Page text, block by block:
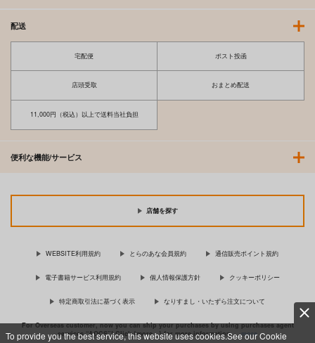
To provide you the best service, this website uses cookies.See our Cookie
配送
宅配便 ポスト投函
店頭受取 おまとめ配送
11,000円（税込）以上で送料当社負担
便利な機能/サービス
店舗を探す
WEBSITE利用規約 とらのあな会員規約 通信販売ポイント規約
電子書籍サービス利用規約 個人情報保護方針 クッキーポリシー
特定商取引法に基づく表示 なりすまし・いたずら注文について
For Overseas customer, now you can ship your purchases by using purchases agent
services “AOCS”! Click {more…} for more information …more